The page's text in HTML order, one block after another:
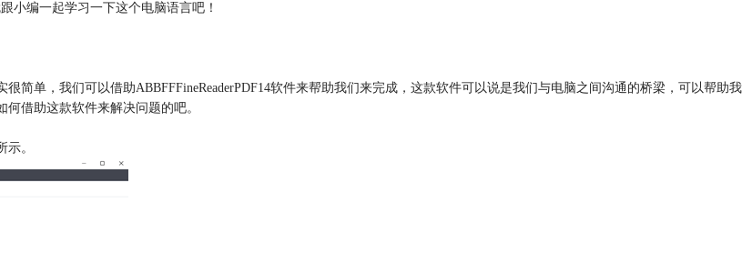
小编一起学习一下这个电脑语言吧！
单，我们可以借助ABBFFFineReaderPDF14软件来帮助我们来完成，这款软件可以说是我们与电脑之间沟通的桥梁，可以帮助我
借助这款软件来解决问题的吧。
。